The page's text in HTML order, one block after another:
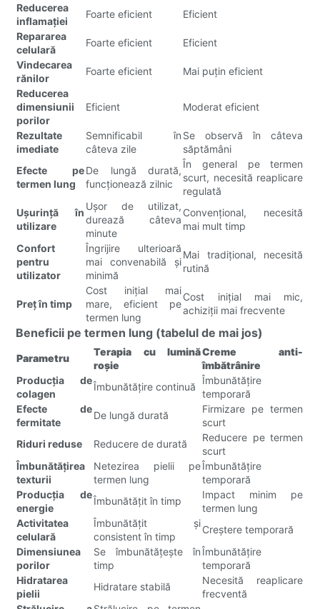
Reducerea
inflamației
Foarte eficient
Eficient
Repararea
celulară
Foarte eficient
Eficient
Vindecarea
rănilor
Foarte eficient
Mai puțin eficient
Reducerea
dimensiunii
porilor
Eficient Moderat eficient
Rezultate
imediate
Semnificabil în
câteva zile
Se observă în câteva
săptămâni
Efecte pe
termen lung
De lungă durată,
funcționează zilnic
În general pe termen
scurt, necesită reaplicare
regulată
Ușurință în
utilizare
Ușor de utilizat,
durează câteva
minute
Convențional, necesită
mai mult timp
Confort
pentru
utilizator
Îngrijire ulterioară
mai convenabilă și
minimă
Mai tradițional, necesită
rutină
Preț în timp
Cost inițial mai
mare, eficient pe
termen lung
Cost inițial mai mic,
achiziții mai frecvente
Beneficii pe termen lung (tabelul de mai jos)
Parametru
Terapia cu lumină
roșie
Creme anti-
îmbătrânire
Producția de
colagen
Îmbunătățire continuă
Îmbunătățire
temporară
Efecte de
fermitate
De lungă durată
Firmizare pe termen
scurt
Riduri reduse
Reducere de durată
Reducere pe termen
scurt
Îmbunătățirea
texturii
Netezirea pielii pe
termen lung
Îmbunătățire
temporară
Producția de
energie
Îmbunătățit în timp
Impact minim pe
termen lung
Activitatea
celulară
Îmbunătățit și
consistent în timp
Creștere temporară
Dimensiunea
porilor
Se îmbunătățește în
timp
Îmbunătățire
temporară
Hidratarea
pielii
Hidratare stabilă
Necesită reaplicare
frecventă